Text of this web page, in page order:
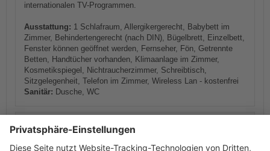
internationalen TV-Programmen.
Ausstattung: 1 Schlafraum, Allergikergerecht, Babybett im
Zimmer, Behindertengerecht (nach DIN), Bügelbrett, Einzelbett,
Fenster können geöffnet werden, Fernseher, Fön, Getrennte
Betten, Handtücher vorhanden, Klimaanlage im Zimmer,
Kosmetikspiegel, Nichtraucherzimmer, Schreibtisch,
Sitzgelegenheit, Telefon im Zimmer, Wireless Lan - kostenfrei
Sanitär: Dusche, WC